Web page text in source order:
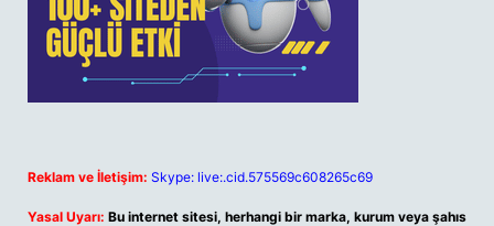
Reklam ve İletişim: Skype: live:.cid.575569c608265c69
Yasal Uyarı: Bu internet sitesi, herhangi bir marka, kurum veya şahıs